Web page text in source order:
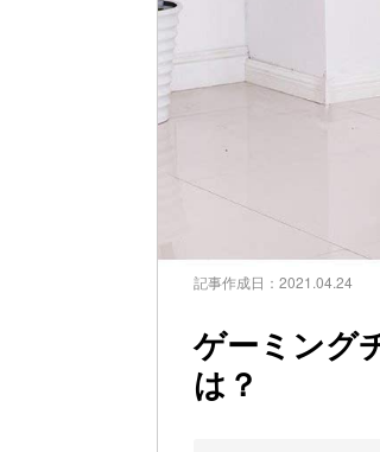
記事作成日： 2021.04.24
ゲーミング
は？